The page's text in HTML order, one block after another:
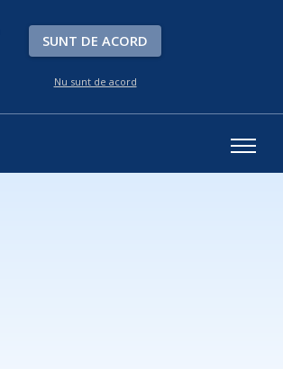
SUNT DE ACORD
Nu sunt de acord